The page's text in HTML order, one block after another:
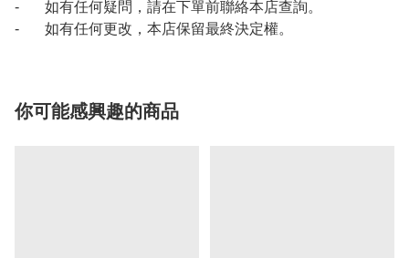
- 如有任何疑問，請在下單前聯絡本店查詢。
- 如有任何更改，本店保留最終決定權。
你可能感興趣的商品